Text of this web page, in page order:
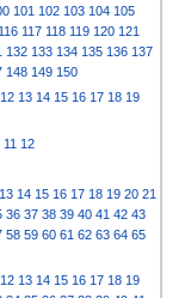
101 102 103 104 105
116 117 118 119 120 121
132 133 134 135 136 137
148 149 150
12 13 14 15 16 17 18 19
11 12
13 14 15 16 17 18 19 20 21
36 37 38 39 40 41 42 43
58 59 60 61 62 63 64 65
12 13 14 15 16 17 18 19